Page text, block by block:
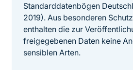
Standarddatenbögen
2019). Aus besonderen
enthalten die zur
freigegebenen Daten keine
sensiblen Arten.